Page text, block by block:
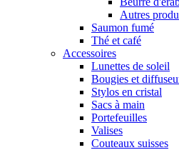
Autres
Saumon fumé
Thé et café
Accessoires
Lunettes de soleil
Bougies et
Stylos en cristal
Sacs à main
Portefeuilles
Valises
Couteaux suisses